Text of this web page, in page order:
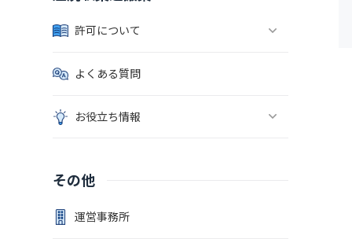
許可について
よくある質問
お役立ち情報
その他
運営事務所